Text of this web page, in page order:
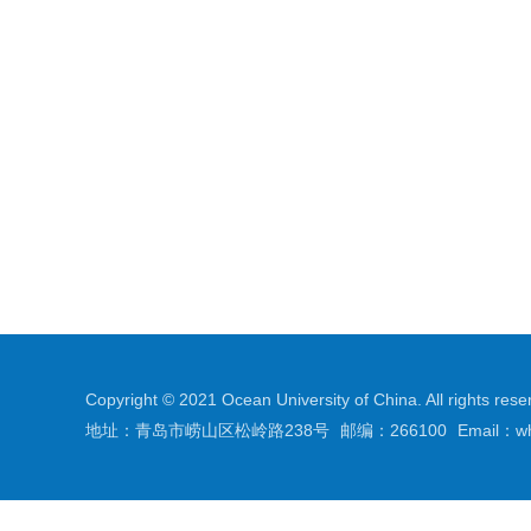
Copyright © 2021 Ocean University of China. All rights
地址：青岛市崂山区松岭路238号
邮编：266100 Email：